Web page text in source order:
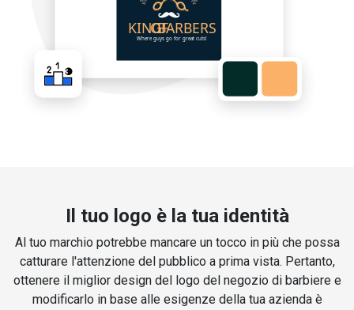
Il tuo logo è la tua identità
Al tuo marchio potrebbe mancare un tocco in più che possa
catturare l'attenzione del pubblico a prima vista. Pertanto,
ottenere il miglior design del logo del negozio di barbiere e
modificarlo in base alle esigenze della tua azienda è